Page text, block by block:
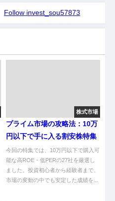
Follow invest_sou57873
株式市場
プライム市場の攻略法：10万
円以下で手に入る割安株特集
今回の特集では、10万円以下で購入可
能な高ROE・低PERの27社を厳選し
ました。投資初心者から経験者まで、
市場の変動の中でも安定した成績を...